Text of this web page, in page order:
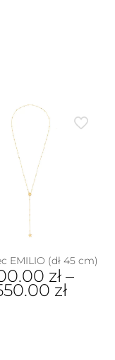
EMILIO (dł 45 cm)
zł –
zł